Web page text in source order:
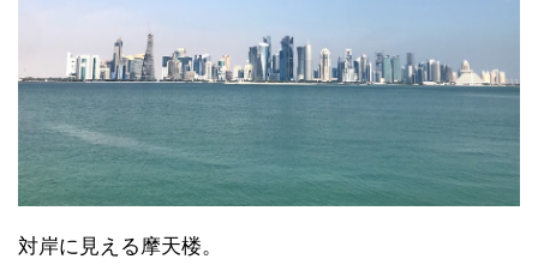
対岸に見える摩天楼。